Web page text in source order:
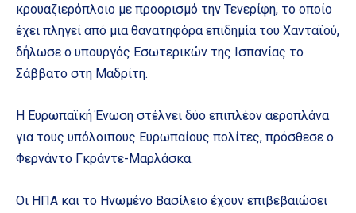
κρουαζιερόπλοιο με προορισμό την Τενερίφη, το οποίο
έχει πληγεί από μια θανατηφόρα επιδημία του Χανταϊού,
δήλωσε ο υπουργός Εσωτερικών της Ισπανίας το
Σάββατο στη Μαδρίτη.
Η Ευρωπαϊκή Ένωση στέλνει δύο επιπλέον αεροπλάνα
για τους υπόλοιπους Ευρωπαίους πολίτες, πρόσθεσε ο
Φερνάντο Γκράντε-Μαρλάσκα.
Οι ΗΠΑ και το Ηνωμένο Βασίλειο έχουν επιβεβαιώσει